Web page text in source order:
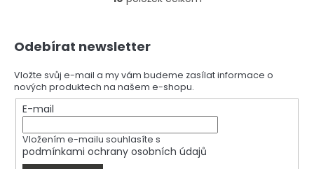
O
a
c
í
v
k
Odebírat newsletter
Vložte svůj e-mail a my vám budeme zasílat informace o
nových produktech na našem e-shopu.
E-mail
Vložením e-mailu souhlasíte s
podmínkami ochrany osobních údajů